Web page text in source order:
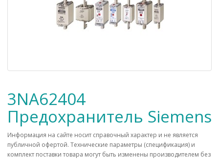
3NA62404
Предохранитель Siemens
Информация на сайте носит справочный характер и не является
публичной офертой. Технические параметры (спецификация) и
комплект поставки товара могут быть изменены производителем без